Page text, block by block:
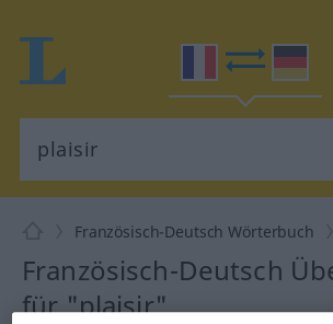
Französisch-Deutsch Wörterbuch
Französisch-Deutsch
für "plaisir"